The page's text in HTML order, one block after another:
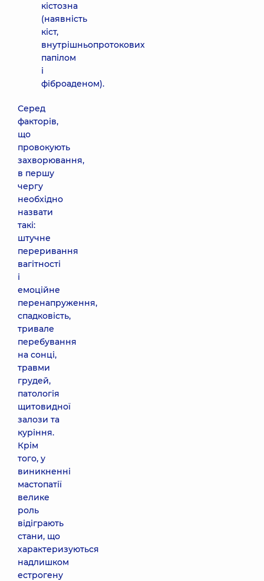
кістозна
(наявність
кіст,
внутрішньопротокових
папілом
і
фіброаденом).
Серед
факторів,
що
провокують
захворювання,
в першу
чергу
необхідно
назвати
такі:
штучне
переривання
вагітності
і
емоційне
перенапруження,
спадковість,
тривале
перебування
на сонці,
травми
грудей,
патологія
щитовидної
залози та
куріння.
Крім
того, у
виникненні
мастопатії
велике
роль
відіграють
стани, що
характеризуються
надлишком
естрогену